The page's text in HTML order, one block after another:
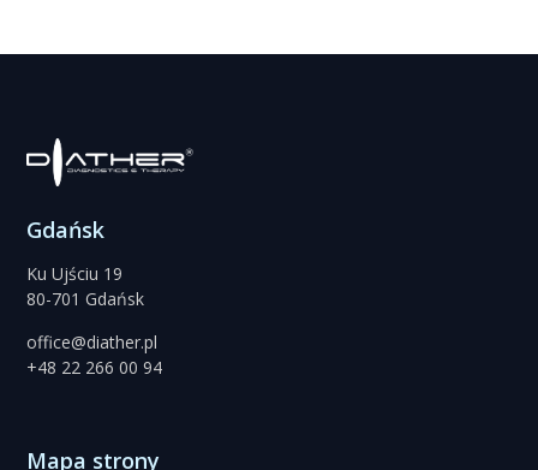
Gdańsk
Ku Ujściu 19
80-701 Gdańsk
office@diather.pl
+48 22 266 00 94
Mapa strony